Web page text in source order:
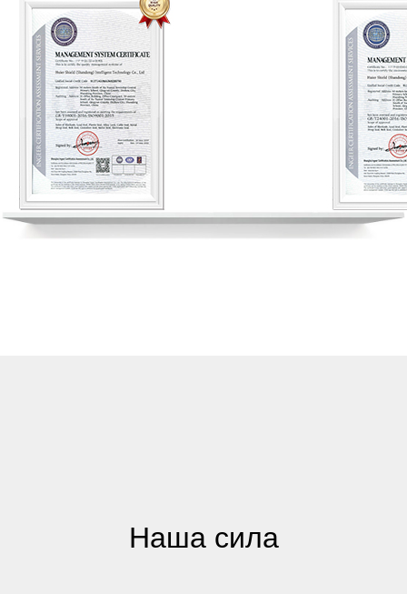
Наша сила